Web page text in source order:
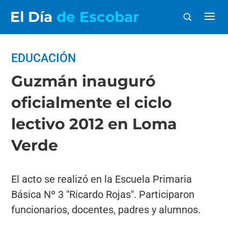
El Día de Escobar
EDUCACIÓN
Guzmán inauguró
oficialmente el ciclo
lectivo 2012 en Loma
Verde
El acto se realizó en la Escuela Primaria
Básica Nº 3 "Ricardo Rojas". Participaron
funcionarios, docentes, padres y alumnos.